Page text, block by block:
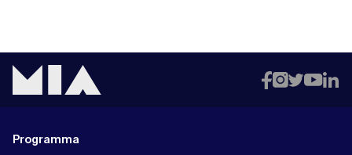
Programma